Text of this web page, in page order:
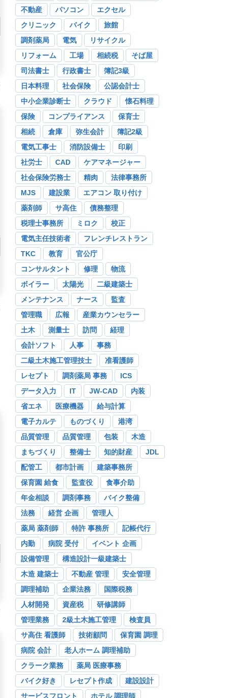
不動産
パソコン
エクセル
クリニック
バイク
旅館
調剤薬局
電気
リサイクル
リフォーム
工場 相続税
そば屋
司法書士
行政書士
簿記3級
日本料理
社会保険
公認会計士
中小企業診断士
クラウド
懐石料理
保険
コンプライアンス
保育士
相続
倉庫 弥生会計
簿記2級
電気工事士
消防設備士
印刷
社労士
CAD
ケアマネージャー
社会保険労務士
精肉
法律事務所
MJS
建設業
エアコン 取り付け
薬剤師
サ高住
債務整理
税理士事務所
ミロク
校正
電気主任技術者
フレンチレストラン
TKC
教育
官公庁
コンサルタント
修理
物流
ボイラー
太陽光
二級建築士
メンテナンス
ナース
監査
管理職
広報
産業カウンセラー
土木
測量士 訪問
経理
会計ソフト
人事
事務
二級土木施工管理技士
准看護師
レセプト
調剤薬局 事務
ICS
データ入力
IT JW-CAD
内装
省エネ
医療機器
給与計算
電子カルテ
ものづくり
港湾
品質管理
品質管理 包装
木造
まちづくり
整備士 知的財産
JDL
配管工
都市計画
建築事務所
保育園 給食
監査役
食事介助
年金相談
調剤事務
バイク整備
法務
経営 企画
管理人
薬局 薬剤師
特許 事務所
記帳代行
内勤
病院 受付
イベント 企画
設備管理
構造設計一級建築士
木造 建築士
不動産 管理
安全管理
調理補助
企業法務
国際税務
人材開発
資産税
研修講師
管理業務
2級土木施工管理
検査員
サ高住 看護師
技術顧問
保育園 調理
病院 会計
老人ホーム 調理補助
クラーク業務
薬局 医療事務
バイク好き
レセプト作成
建設設計
サービスフロント
ホテル 調理師